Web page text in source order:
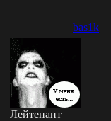
bas1k
Лейтенант